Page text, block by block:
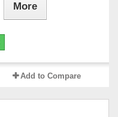
More
Add to Compare